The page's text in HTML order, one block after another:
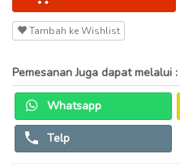
Tambah ke Wishlist
Pemesanan Juga dapat melalui :
Whatsapp
Telp